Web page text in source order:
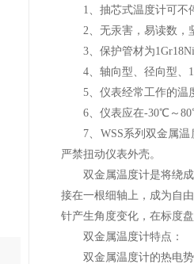
1、抽芯式温度计可不
2、无汞害，易读数，
3、保护管材为
4、轴向型、径向型、
5、仪表经常工作的温
6、仪表应在-30℃～
7、WSS系列双金属温
严禁扭动仪表外壳。
双金属温度计是将绕成
接在一根细轴上，成为自
针产生角度变化，在标度
双金属温度计特点：
双金属温度计的热电势